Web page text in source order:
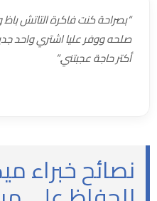
“بصراحة كنت فاكرة التاتش
صلحه ووفر عليا اشتري واحد
أكتر حاجة عجبتني.”
نصائح خبراء